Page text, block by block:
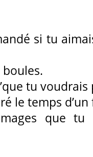
si tu
tu voudrais
le temps d’un
que tu